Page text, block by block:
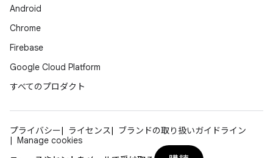
Android
Chrome
Firebase
Google Cloud Platform
すべてのプロダクト
プライバシー ライセンス
ブランドの取り扱いガイドライン
Manage cookies